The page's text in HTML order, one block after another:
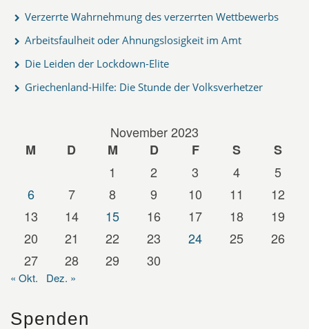
Verzerrte Wahrnehmung des verzerrten Wettbewerbs
Arbeitsfaulheit oder Ahnungslosigkeit im Amt
Die Leiden der Lockdown-Elite
Griechenland-Hilfe: Die Stunde der Volksverhetzer
November 2023
M
D M D F S
S
1
2 3 4
5
6
7 8 9 10 11
12
13
14 15 16 17 18
19
20
21 22 23 24 25
26
27
28 29 30
« Okt. Dez. »
Spenden